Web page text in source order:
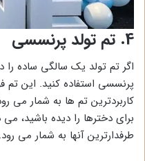
4. تم تولد پرنسسی
اگر تم تولد یک سالگی ساده را
پرنسسی استفاده کنید. این تم
کاربردترین تم ها به شمار می
برای دخترها را دیده باشید،
طرفدارترین آنها به شمار می رود.